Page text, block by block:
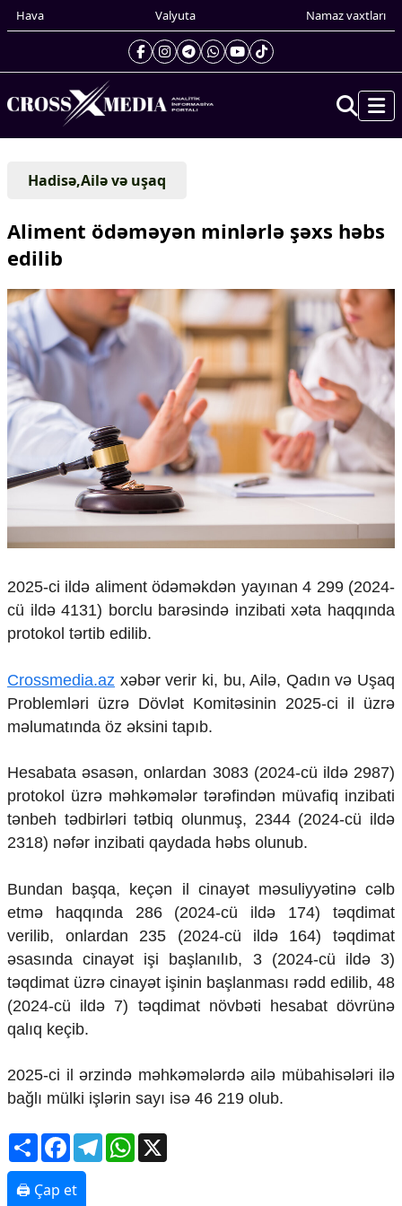
Hava Valyuta Namaz vaxtları
Gündəm
Xarici xəbərlər
Cənubi Qafqaz
Yaxın Şərq
Avropa
Amerika
Asiya
Afrika
Çarpaz baxış
Təhlil
Siyasi
Geosiyasi
İqtisadi
Sosioloji
Multimedia
Foto
Video
Podcast
Humanitar
Elm və təhsil
Diaspor
Yüksəliş hekayəsi
Mədəniyyətimizin Zəfəri
Zəfər Diasporu
Səhiyyə
Turizm
İqtisadiyyat
İqtisadi xəbərlər
Energetika
Neft-qaz
Əmək və sosial siyasət
Kənd təsərrüfatı
Telekommunikasiya və nəqliyyat
COP29
Cəmiyyət
Crossmedia.az - 1 yaş
Siyasət
Hadisə,Ailə və uşaq
Aliment ödəməyən minlərlə şəxs həbs
edilib
2025-ci ildə aliment ödəməkdən yayınan 4 299 (2024-
cü ildə 4131) borclu barəsində inzibati xəta haqqında
protokol tərtib edilib.
Crossmedia.az xəbər verir ki, bu, Ailə, Qadın və Uşaq
Problemləri üzrə Dövlət Komitəsinin 2025-ci il üzrə
məlumatında öz əksini tapıb.
Hesabata əsasən, onlardan 3083 (2024-cü ildə 2987)
protokol üzrə məhkəmələr tərəfindən müvafiq inzibati
tənbeh tədbirləri tətbiq olunmuş, 2344 (2024-cü ildə
2318) nəfər inzibati qaydada həbs olunub.
Bundan başqa, keçən il cinayət məsuliyyətinə cəlb
etmə haqqında 286 (2024-cü ildə 174) təqdimat
verilib, onlardan 235 (2024-cü ildə 164) təqdimat
əsasında cinayət işi başlanılıb, 3 (2024-cü ildə 3)
təqdimat üzrə cinayət işinin başlanması rədd edilib, 48
(2024-cü ildə 7) təqdimat növbəti hesabat dövrünə
qalıq keçib.
2025-ci il ərzində məhkəmələrdə ailə mübahisələri ilə
bağlı mülki işlərin sayı isə 46 219 olub.
ShareFacebookTelegramWhatsApp
🖨 Çap et